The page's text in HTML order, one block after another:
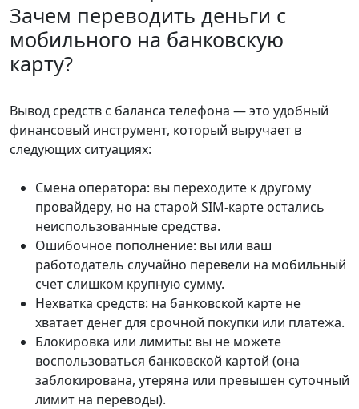
Зачем переводить деньги с
мобильного на банковскую
карту?
Вывод средств с баланса телефона — это удобный
финансовый инструмент, который выручает в
следующих ситуациях:
Смена оператора: вы переходите к другому
провайдеру, но на старой SIM-карте остались
неиспользованные средства.
Ошибочное пополнение: вы или ваш
работодатель случайно перевели на мобильный
счет слишком крупную сумму.
Нехватка средств: на банковской карте не
хватает денег для срочной покупки или платежа.
Блокировка или лимиты: вы не можете
воспользоваться банковской картой (она
заблокирована, утеряна или превышен суточный
лимит на переводы).